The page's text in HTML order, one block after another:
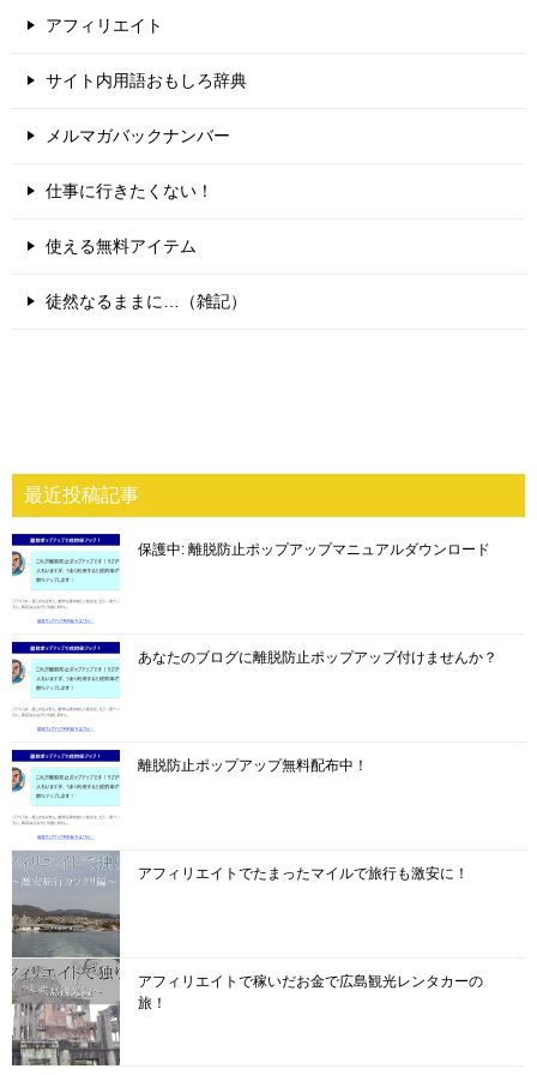
アフィリエイト
サイト内用語おもしろ辞典
メルマガバックナンバー
仕事に行きたくない！
使える無料アイテム
徒然なるままに…（雑記）
最近投稿記事
保護中: 離脱防止ポップアップマニュアルダウンロード
あなたのブログに離脱防止ポップアップ付けませんか？
離脱防止ポップアップ無料配布中！
アフィリエイトでたまったマイルで旅行も激安に！
アフィリエイトで稼いだお金で広島観光レンタカーの
旅！